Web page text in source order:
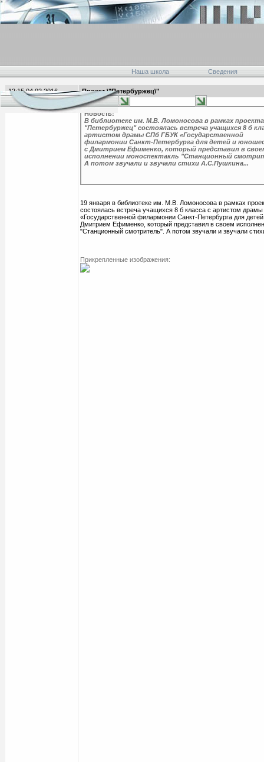
Наша школа Сведения
12:15 04.02.2016
Проект \"Петербуржец\"
Новость:
В библиотеке им. М.В. Ломоносова в рамках проекта
"Петербуржец" состоялась встреча учащихся 8 б
артистом драмы СПб ГБУК «Государственной
филармонии Санкт-Петербурга для детей и
с Дмитрием Ефименко, который представил в
исполнении моноспектакль "Станционный
А потом звучали и звучали стихи А.С.Пушкина...
19 января в библиотеке им. М.В. Ломоносова в рамках
состоялась встреча учащихся 8 б класса с артистом
«Государственной филармонии Санкт-Петербурга для
Дмитрием Ефименко, который представил в своем
"Станционный смотритель". А потом звучали и звучали
Прикрепленные изображения: